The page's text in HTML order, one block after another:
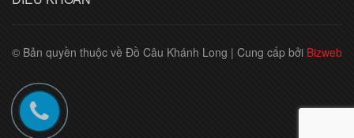
© Bản quyền thuộc về Đồ Câu Khánh Long | Cung cấp bởi Bizweb